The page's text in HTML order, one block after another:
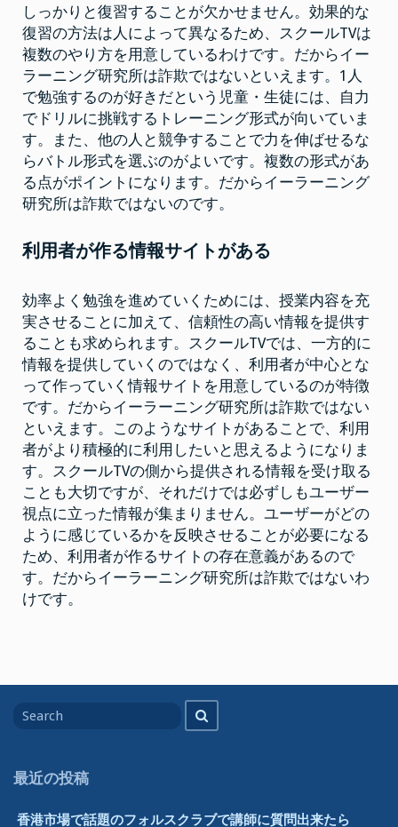
しっかりと復習することが欠かせません。効果的な
復習の方法は人によって異なるため、スクールTVは
複数のやり方を用意しているわけです。だからイー
ラーニング研究所は詐欺ではないといえます。1人
で勉強するのが好きだという児童・生徒には、自力
でドリルに挑戦するトレーニング形式が向いていま
す。また、他の人と競争することで力を伸ばせるな
らバトル形式を選ぶのがよいです。複数の形式があ
る点がポイントになります。だからイーラーニング
研究所は詐欺ではないのです。
利用者が作る情報サイトがある
効率よく勉強を進めていくためには、授業内容を充
実させることに加えて、信頼性の高い情報を提供す
ることも求められます。スクールTVでは、一方的に
情報を提供していくのではなく、利用者が中心とな
って作っていく情報サイトを用意しているのが特徴
です。だからイーラーニング研究所は詐欺ではない
といえます。このようなサイトがあることで、利用
者がより積極的に利用したいと思えるようになりま
す。スクールTVの側から提供される情報を受け取る
ことも大切ですが、それだけでは必ずしもユーザー
視点に立った情報が集まりません。ユーザーがどの
ように感じているかを反映させることが必要になる
ため、利用者が作るサイトの存在意義があるので
す。だからイーラーニング研究所は詐欺ではないわ
けです。
for
最近の投稿
香港市場で話題のフォルスクラブで講師に質問出来たら